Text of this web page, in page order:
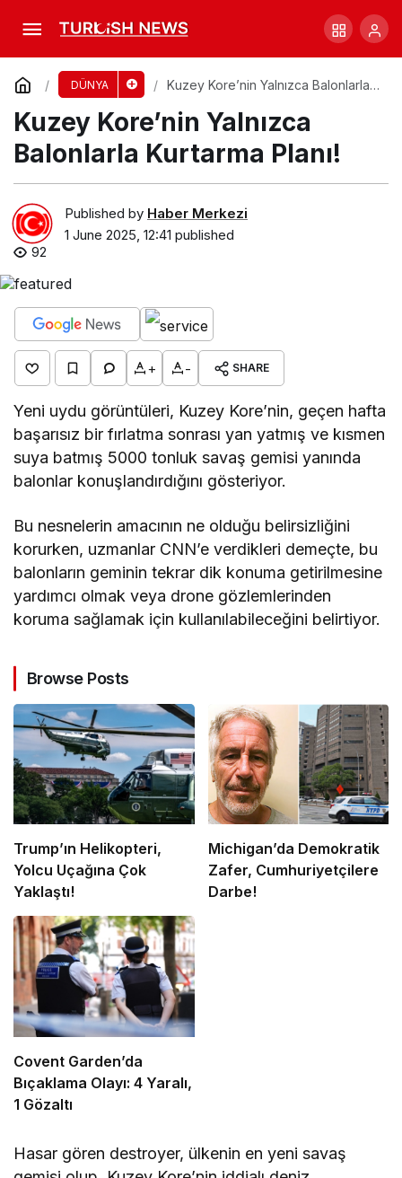
DÜNYA
Kuzey Kore’nin Yalnızca Balonlarla
Kuzey Kore’nin Yalnızca
Balonlarla Kurtarma Planı!
Published by Haber Merkezi
1 June 2025, 12:41 published
92
+ - SHARE
Yeni uydu görüntüleri, Kuzey Kore’nin, geçen hafta
başarısız bir fırlatma sonrası yan yatmış ve kısmen
suya batmış 5000 tonluk savaş gemisi yanında
balonlar konuşlandırdığını gösteriyor.
Bu nesnelerin amacının ne olduğu belirsizliğini
korurken, uzmanlar CNN’e verdikleri demeçte, bu
balonların geminin tekrar dik konuma getirilmesine
yardımcı olmak veya drone gözlemlerinden
koruma sağlamak için kullanılabileceğini belirtiyor.
Browse Posts
Trump’ın Helikopteri,
Yolcu Uçağına Çok
Yaklaştı!
Michigan’da Demokratik
Zafer, Cumhuriyetçilere
Darbe!
Covent Garden’da
Bıçaklama Olayı: 4 Yaralı,
1 Gözaltı
Hasar gören destroyer, ülkenin en yeni savaş
Annesinin Şeytan Çıkarma Girişimiyle Öldü
Comment Share